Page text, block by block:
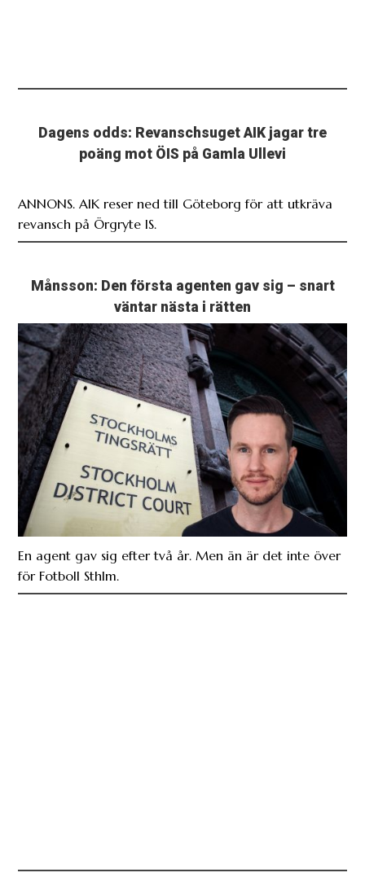
Dagens odds: Revanschsuget AIK jagar tre
poäng mot ÖIS på Gamla Ullevi
ANNONS. AIK reser ned till Göteborg för att utkräva
revansch på Örgryte IS.
Månsson: Den första agenten gav sig – snart
väntar nästa i rätten
En agent gav sig efter två år. Men än är det inte över
för Fotboll Sthlm.